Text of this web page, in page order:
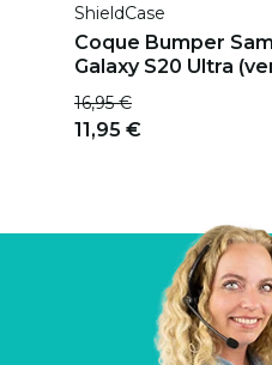
ShieldCase
Coque Bumper
Galaxy S20 Ultra
16,95 €
11,95 €